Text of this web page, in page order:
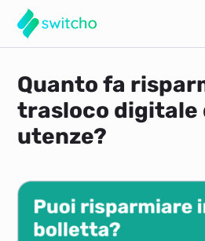
Quanto fa
trasloco digitale
utenze?